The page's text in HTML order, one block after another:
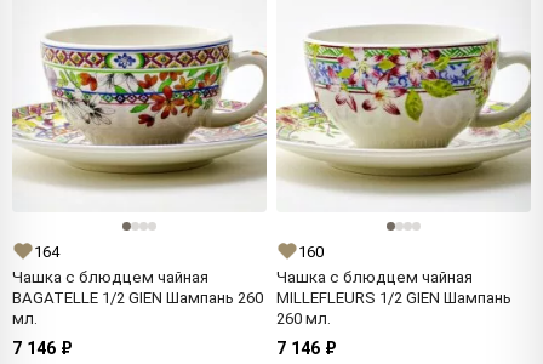
164
Чашка с блюдцем чайная
BAGATELLE 1/2 GIEN Шампань 260
мл.
7 146 ₽
160
Чашка с блюдцем чайная
MILLEFLEURS 1/2 GIEN Шампань
260 мл.
7 146 ₽